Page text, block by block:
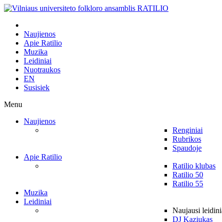
Naujienos
Apie Ratilio
Muzika
Leidiniai
Nuotraukos
EN
Susisiek
Menu
Naujienos
Renginiai
Rubrikos
Spaudoje
Apie Ratilio
Ratilio klubas
Ratilio 50
Ratilio 55
Muzika
Leidiniai
Naujausi
DJ Kaziukas